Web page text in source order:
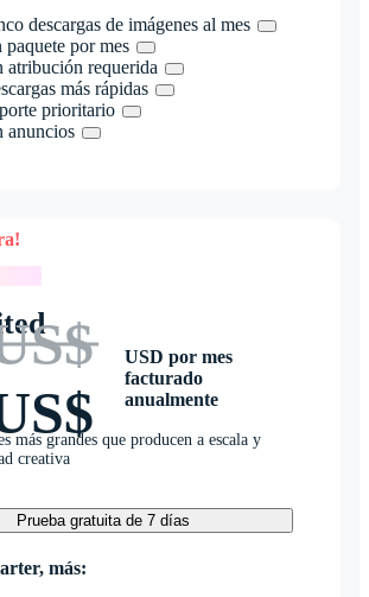
descargas de imágenes al mes
paquete por mes
atribución requerida
más rápidas
prioritario
anuncios
USD por mes
facturado
anualmente
más grandes que producen a escala y
creativa
Prueba gratuita de 7 días
más: